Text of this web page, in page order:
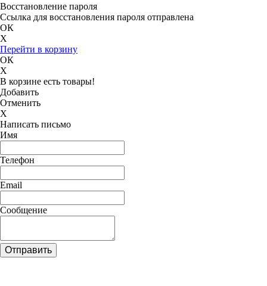
Восстановление пароля
Ссылка для восстановления пароля отправлена
ОК
X
Перейти в корзину
ОК
X
В корзине есть товары!
Добавить
Отменить
X
Написать письмо
Имя
Телефон
Email
Сообщение